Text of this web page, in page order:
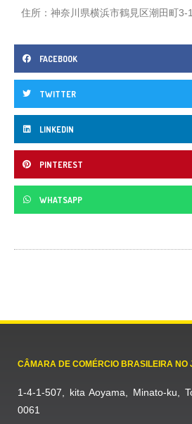
住所：神奈川県横浜市鶴見区潮田町3-
FACEBOOK
TWITTER
LINKEDIN
PINTEREST
WHATSAPP
CÂMARA DE COMÉRCIO BRASILEIRA NO
1-4-1-507, kita Aoyama, Minato-ku,
0061